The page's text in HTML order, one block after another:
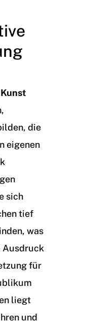
die
eigenen
sich
tief
was
Ausdruck
für
liegt
und